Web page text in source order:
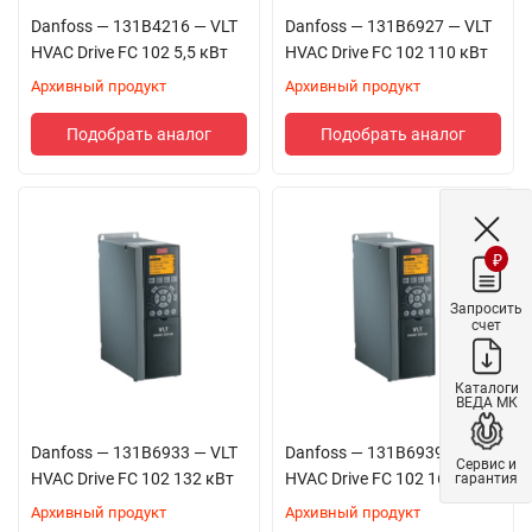
отсоединения от механизма.
Возможности интеграции и расширения
Поддерживаемые протоколы:FC, Modbus RTU.
Опции панели управления:
числовая LCP с комплектом для удалённого
Прикладные опции:
плата подключения внешнего источника
питания+24
платы последовательной связи: Profibus
(MCA‑101), DeviceNet (MCA‑104), BACnet
(MCA‑109), LonWorks (MCA‑108);
аналоговые с питанием для часов (MCB‑109).
Фильтры:
Danfoss — 131B4216 — VLT
HVAC Drive FC 102 5,5 кВт
Архивный продукт
Подобрать аналог
Danfoss — 131B6927 — VLT
HVAC Drive FC 102 110 кВт
Архивный продукт
Подобрать аналог
Danfoss — 131B6933 — VLT
HVAC Drive FC 102 132 кВт
Архивный продукт
Danfoss — 131B6939 — VLT
HVAC Drive FC 102 160 кВт
Архивный продукт
₽
Запросить
счет
Каталоги
ВЕДА МК
Сервис и
гарантия